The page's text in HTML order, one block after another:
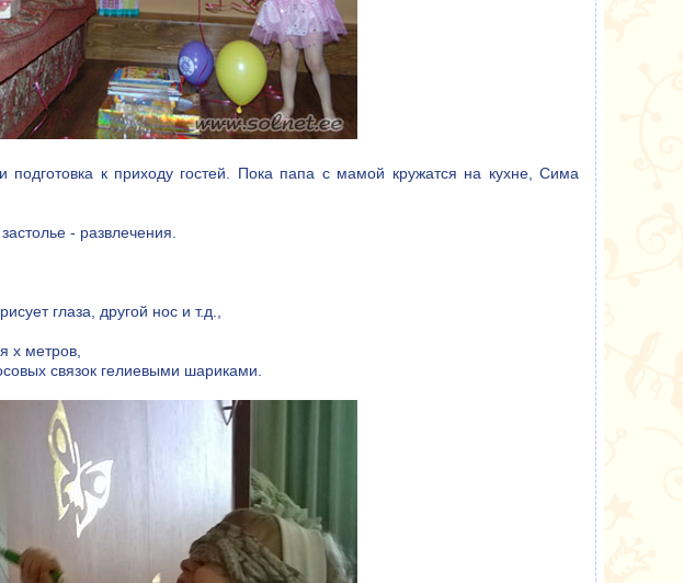
к приходу гостей. Пока папа с мамой кружатся на кухне, Сима
- развлечения.
глаза, другой нос и т.д.,
х метров,
связок гелиевыми шариками.